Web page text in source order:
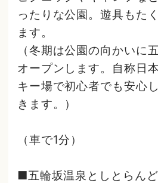
ったりな公園。遊具もた
ます。
（冬期は公園の向かいに
オープンします。自称日
キー場で初心者でも安心
きます。）
（車で1分）
■五輪坂温泉としとらんど